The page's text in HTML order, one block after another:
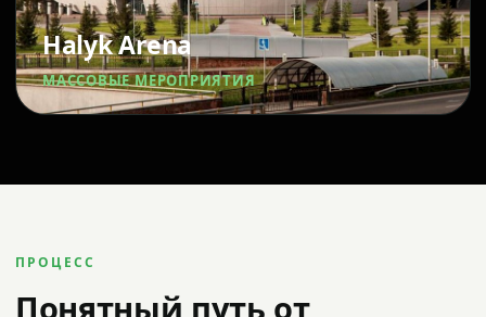
Halyk Arena
МАССОВЫЕ МЕРОПРИЯТИЯ
ПРОЦЕСС
Понятный путь от